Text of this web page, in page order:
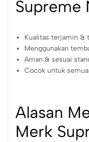
Supreme
Kualitas terjamin &
Menggunakan
Aman & sesuai
Cocok untuk
Alasan
Merk